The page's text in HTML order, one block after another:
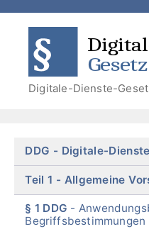
Zum
Inhalt
Zum
Menü
springen
Zum
Menü
springen
Zur
Suche
Digitale-Dienste-
Skip
menu
DDG Digitale-
Teil 1 Allgemeine
§ 1 DDG
Begriffsbestimmungen